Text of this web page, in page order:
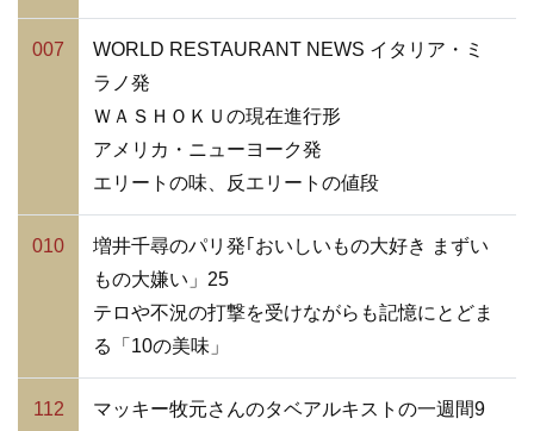
007
WORLD RESTAURANT NEWS イタリア・ミ
ラノ発
ＷＡＳＨＯＫＵの現在進行形
アメリカ・ニューヨーク発
エリートの味、反エリートの値段
010
増井千尋のパリ発｢おいしいもの大好き まずい
もの大嫌い」25
テロや不況の打撃を受けながらも記憶にとどま
る「10の美味」
112
マッキー牧元さんのタベアルキストの一週間9